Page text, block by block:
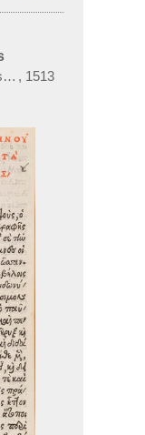
in tractatum spere
, 1513